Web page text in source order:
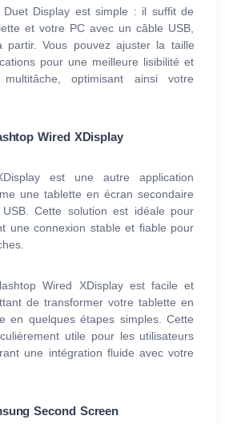
Duet Display est simple : il suffit de
et votre PC avec un câble USB,
Vous pouvez ajuster la taille
pour une meilleure lisibilité et
optimisant ainsi votre
Wired XDisplay
est une autre application
une tablette en écran secondaire
Cette solution est idéale pour
une connexion stable et fiable pour
Wired XDisplay est facile et
de transformer votre tablette en
en quelques étapes simples. Cette
utile pour les utilisateurs
une intégration fluide avec votre
Second Screen